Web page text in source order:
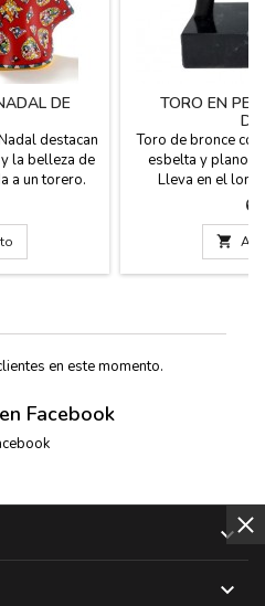
DE
destacan
la belleza de
a un torero.
(marcadas
de
en negro, en
15 cm de
TORO EN
Toro de bronce
esbelta y plano
Lleva en el
conocido escultor
Andrés. Se envía
autor. Una
España. Medidas:

en este momento.
Facebook

